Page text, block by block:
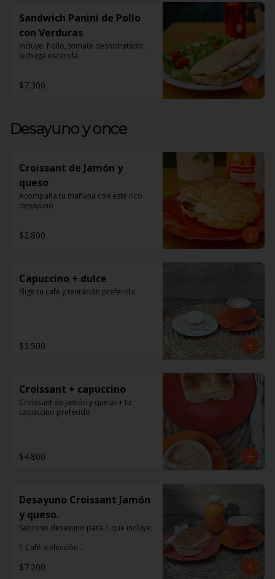
Sandwich Panini de Pollo
con Verduras
Incluye: Pollo, tomate deshidratado,
lechuga escarola.
$7.300
Desayuno y once
Croissant de Jamón y
queso
Acompaña tu mañana con este rico
desayuno
$2.800
Capuccino + dulce
Elige tu café y tentación preferida
$3.500
Croissant + capuccino
Croissant de jamón y queso + tu
capuccino preferido
$4.800
Desayuno Croissant Jamón
y queso.
Sabroso desayuno para 1 que incluye:
1 Café a elección
1 Jugo de Naranja Recién exprimido
$7.200